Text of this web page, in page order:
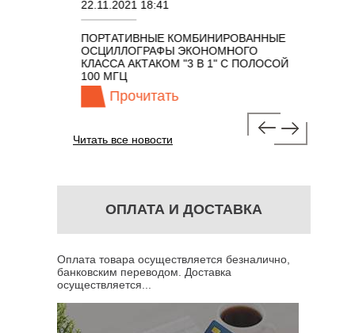
22.11.2021 18:41
ПОРТАТИВНЫЕ КОМБИНИРОВАННЫЕ
ОСЦИЛЛОГРАФЫ ЭКОНОМНОГО
КЛАССА АКТАКОМ "3 В 1" С ПОЛОСОЙ
100 МГЦ
Прочитать
Читать все новости
ОПЛАТА И ДОСТАВКА
Оплата товара осуществляется безналично,
банковским переводом. Доставка
осуществляется...